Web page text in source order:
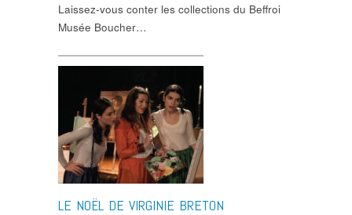
Laissez-vous conter les collections du Beffroi
Musée Boucher…
LE NOËL DE VIRGINIE BRETON